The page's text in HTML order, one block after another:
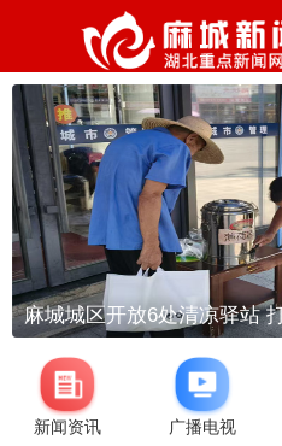
麻城城区开放6处清凉驿站 打
新闻资讯 广播电视